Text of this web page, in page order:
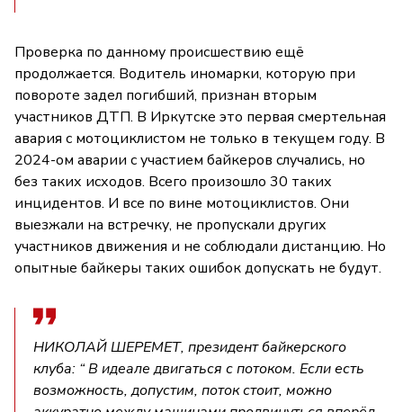
Проверка по данному происшествию ещё
продолжается. Водитель иномарки, которую при
повороте задел погибший, признан вторым
участников ДТП. В Иркутске это первая смертельная
авария с мотоциклистом не только в текущем году. В
2024-ом аварии с участием байкеров случались, но
без таких исходов. Всего произошло 30 таких
инцидентов. И все по вине мотоциклистов. Они
выезжали на встречку, не пропускали других
участников движения и не соблюдали дистанцию. Но
опытные байкеры таких ошибок допускать не будут.
НИКОЛАЙ ШЕРЕМЕТ, президент байкерского
клуба: “ В идеале двигаться с потоком. Если есть
возможность, допустим, поток стоит, можно